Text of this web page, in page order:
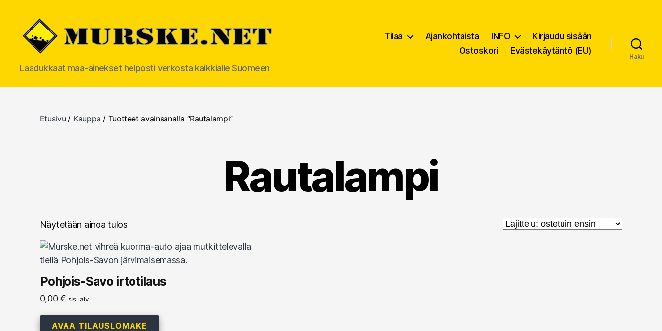
MURSKE.NET
Laadukkaat maa-ainekset helposti verkosta kaikkialle Suomeen
Tilaa Ajankohtaista INFO
Kirjaudu sisään
Ostoskori
Evästekäytäntö (EU)
Haku
Etusivu / Kauppa / Tuotteet avainsanalla “Rautalampi”
Rautalampi
Näytetään ainoa tulos
Pohjois-Savo irtotilaus
0,00€ sis. alv
AVAA TILAUSLOMAKE